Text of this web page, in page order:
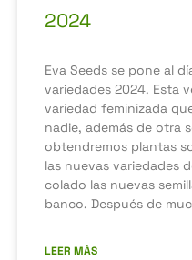
2024
Eva Seeds se pone al
variedades 2024. Esta
variedad feminizada
nadie, además de otra
obtendremos plantas
las nuevas variedades
colado las nuevas
banco. Después de
LEER MÁS